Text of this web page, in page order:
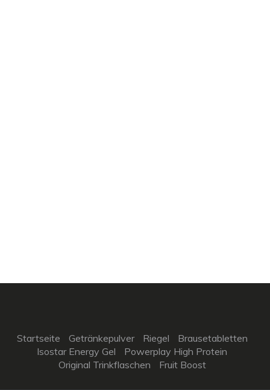
Startseite Getränkepulver Riegel
Brausetabletten
Isostar Energy Gel
Powerplay High Protein
Original Trinkflaschen
Fruit Boost